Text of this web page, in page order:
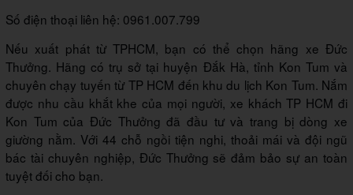
Số điện thoại liên hệ: 0961.007.799
Nếu xuất phát từ TPHCM, bạn có thể chọn hãng xe Đức
Thưởng. Hãng có trụ sở tại huyện Đắk Hà, tỉnh Kon Tum và
chuyên chạy tuyến từ TP HCM đến khu du lịch Kon Tum. Nắm
được nhu cầu khắt khe của mọi người, xe khách TP HCM đi
Kon Tum của Đức Thưởng đã đầu tư và trang bị dòng xe
giường nằm. Với 44 chỗ ngồi tiện nghi, thoải mái và đội ngũ
bác tài chuyên nghiệp, Đức Thưởng sẽ đảm bảo sự an toàn
tuyệt đối cho bạn.